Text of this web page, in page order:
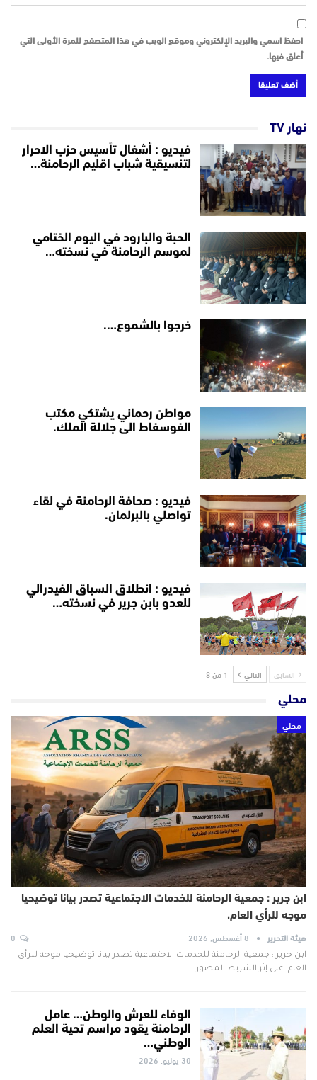
احفظ اسمي والبريد الإلكتروني وموقع الويب في هذا المتصفح للمرة الأولى التي
أعلق فيها.
نهار TV
فيديو : أشغال تأسيس حزب الاحرار
لتنسيقية شباب اقليم الرحامنة…
الحبة والبارود في اليوم الختامي
لموسم الرحامنة في نسخته…
خرجوا بالشموع….
مواطن رحماني يشتكي مكتب
الفوسفاط الى جلالة الملك.
فيديو : صحافة الرحامنة في لقاء
تواصلي بالبرلمان.
فيديو : انطلاق السباق الفيدرالي
للعدو بابن جرير في نسخته…
السابق التالي 1 من 8
محلي
محلي
ابن جرير : جمعية الرحامنة للخدمات الاجتماعية تصدر بيانا توضيحيا
موجه للرأي العام.
هيئة التحرير 8 أغسطس, 2026
ابن جرير : جمعية الرحامنة للخدمات الاجتماعية تصدر بيانا توضيحيا موجه للرأي
العام. على إثر الشريط المصور…
الوفاء للعرش والوطن… عامل
الرحامنة يقود مراسم تحية العلم
الوطني…
30 يوليو, 2026